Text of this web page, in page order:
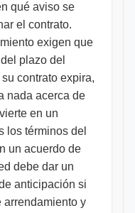
qué aviso se
el contrato.
exigen que
plazo del
contrato expira,
nada acerca de
en un
los términos del
un acuerdo de
debe dar un
anticipación si
arrendamiento y